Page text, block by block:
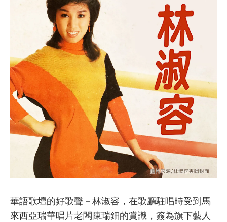
華語歌壇的好歌聲－林淑容，在歌廳駐唱時受到馬
來西亞瑞華唱片老闆陳瑞鈿的賞識，簽為旗下藝人